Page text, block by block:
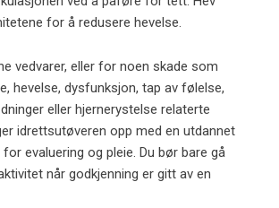
for å redusere hevelse.
vedvarer, eller for noen skade som
hevelse, dysfunksjon, tap av følelse,
eller hjernerystelse relaterte
idrettsutøveren opp med en utdannet
evaluering og pleie. Du bør bare gå
når godkjenning er gitt av en